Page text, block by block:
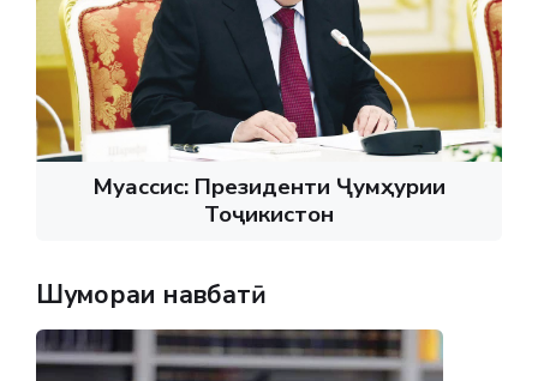
Муассис: Президенти Ҷумҳурии
Тоҷикистон
Шумораи навбатӣ